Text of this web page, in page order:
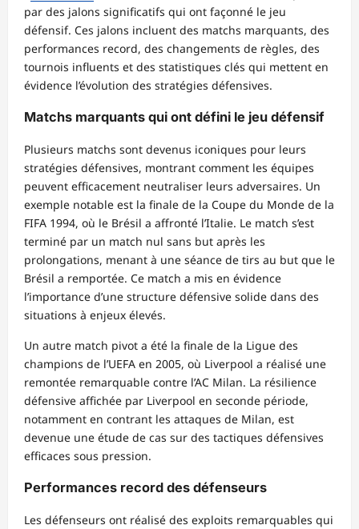
par des jalons significatifs qui ont façonné le jeu
défensif. Ces jalons incluent des matchs marquants, des
performances record, des changements de règles, des
tournois influents et des statistiques clés qui mettent en
évidence l’évolution des stratégies défensives.
Matchs marquants qui ont défini le jeu défensif
Plusieurs matchs sont devenus iconiques pour leurs
stratégies défensives, montrant comment les équipes
peuvent efficacement neutraliser leurs adversaires. Un
exemple notable est la finale de la Coupe du Monde de la
FIFA 1994, où le Brésil a affronté l’Italie. Le match s’est
terminé par un match nul sans but après les
prolongations, menant à une séance de tirs au but que le
Brésil a remportée. Ce match a mis en évidence
l’importance d’une structure défensive solide dans des
situations à enjeux élevés.
Un autre match pivot a été la finale de la Ligue des
champions de l’UEFA en 2005, où Liverpool a réalisé une
remontée remarquable contre l’AC Milan. La résilience
défensive affichée par Liverpool en seconde période,
notamment en contrant les attaques de Milan, est
devenue une étude de cas sur des tactiques défensives
efficaces sous pression.
Performances record des défenseurs
Les défenseurs ont réalisé des exploits remarquables qui